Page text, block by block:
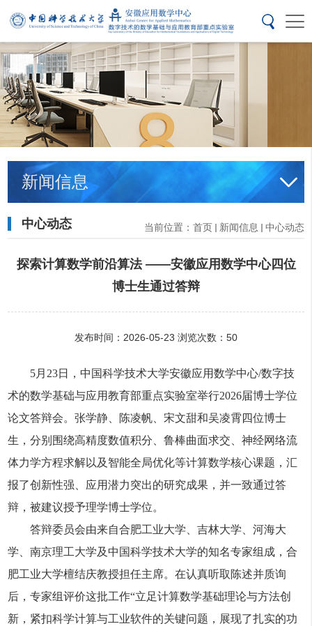
新闻信息
中心动态 当前位置： 首页 新闻信息 中心动态
探索计算数学前沿算法 ——安徽应用数学中心四位
博士生通过答辩
发布时间：2026-05-23 浏览次数： 50
5月23日，中国科学技术大学安徽应用数学中心/数字技
术的数学基础与应用教育部重点实验室举行2026届博士学位
论文答辩会。张学静、陈凌帆、宋文甜和吴凌霄四位博士
生，分别围绕高精度数值积分、鲁棒曲面求交、神经网络流
体力学方程求解以及智能全局优化等计算数学核心课题，汇
报了创新性强、应用潜力突出的研究成果，并一致通过答
辩，被建议授予理学博士学位。
答辩委员会由来自合肥工业大学、吉林大学、河海大
学、南京理工大学及中国科学技术大学的知名专家组成，合
肥工业大学檀结庆教授担任主席。在认真听取陈述并质询
后，专家组评价这批工作“立足计算数学基础理论与方法创
新，紧扣科学计算与工业软件的关键问题，展现了扎实的功